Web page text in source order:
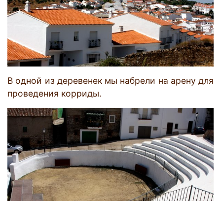
В одной из деревенек мы набрели на арену для
проведения корриды.